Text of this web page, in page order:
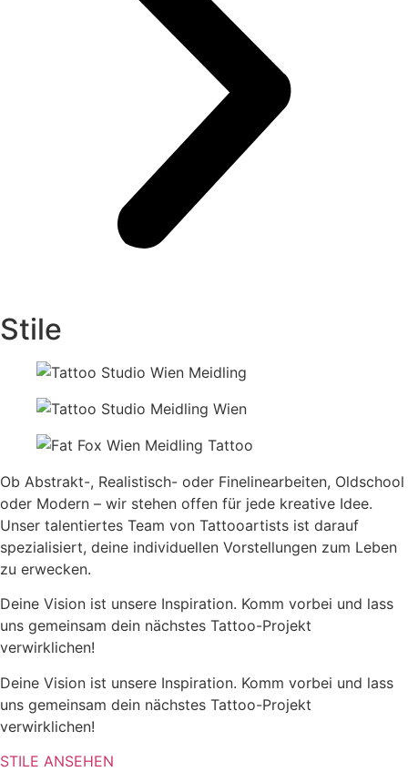
Stile
Ob Abstrakt-, Realistisch- oder Finelinearbeiten, Oldschool
oder Modern – wir stehen offen für jede kreative Idee.
Unser talentiertes Team von Tattooartists ist darauf
spezialisiert, deine individuellen Vorstellungen zum Leben
zu erwecken.
Deine Vision ist unsere Inspiration. Komm vorbei und lass
uns gemeinsam dein nächstes Tattoo-Projekt
verwirklichen!
Deine Vision ist unsere Inspiration. Komm vorbei und lass
uns gemeinsam dein nächstes Tattoo-Projekt
verwirklichen!
STILE ANSEHEN